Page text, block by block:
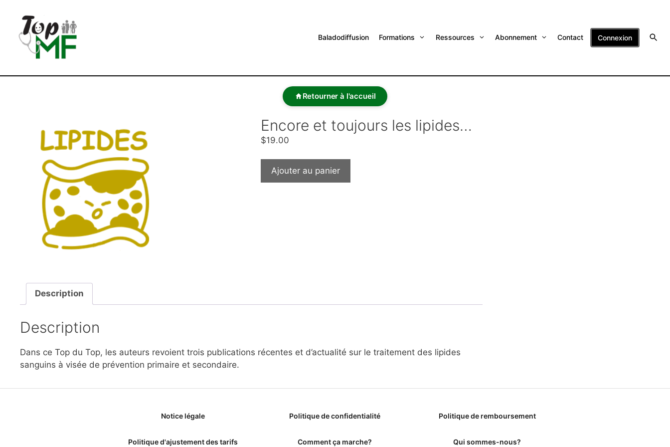
Baladodiffusion Formations Ressources Abonnement Contact Connexion
Retourner à l'accueil
Encore et toujours les lipides…
$19.00
Ajouter au panier
Description
Description
Dans ce Top du Top, les auteurs revoient trois publications récentes et d’actualité sur le traitement des lipides
sanguins à visée de prévention primaire et secondaire.
Notice légale Politique de confidentialité Politique de remboursement
Politique d'ajustement des tarifs Comment ça marche? Qui sommes-nous?